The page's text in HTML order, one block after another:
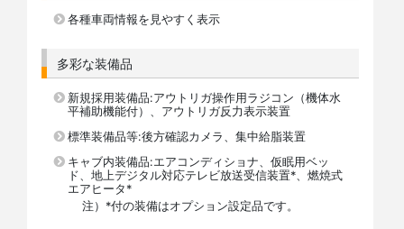
各種車両情報を見やすく表示
多彩な装備品
新規採用装備品:アウトリガ操作用ラジコン（機体水
平補助機能付）、アウトリガ反力表示装置
標準装備品等:後方確認カメラ、集中給脂装置
キャブ内装備品:エアコンディショナ、仮眠用ベッ
ド、地上デジタル対応テレビ放送受信装置*、燃焼式
エアヒータ*
注）*付の装備はオプション設定品です。